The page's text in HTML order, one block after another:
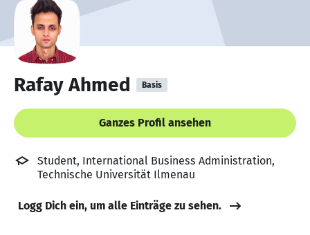
Rafay Ahmed Basis
Ganzes Profil ansehen
Student, International Business Administration,
Technische Universität Ilmenau
Logg Dich ein, um alle Einträge zu sehen.